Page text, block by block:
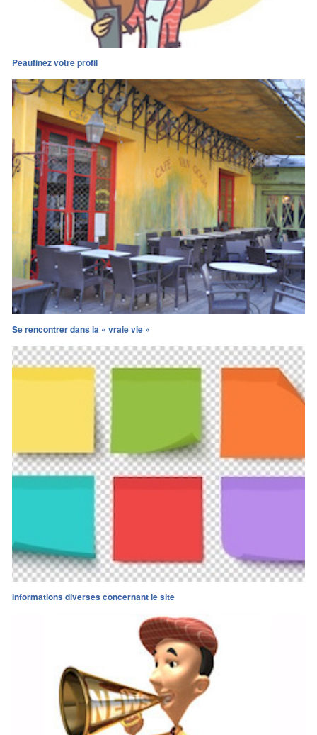
Peaufinez votre profil
Se rencontrer dans la « vraie vie »
Informations diverses concernant le site